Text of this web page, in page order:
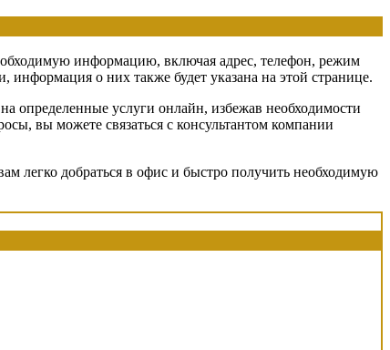
информацию, включая адрес, телефон, режим
о них также будет указана на этой странице.
определенные услуги онлайн, избежав необходимости
вы можете связаться с консультантом компании
легко добраться в офис и быстро получить необходимую